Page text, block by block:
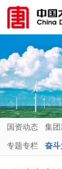
国资动态 集团
专题专栏 奋斗